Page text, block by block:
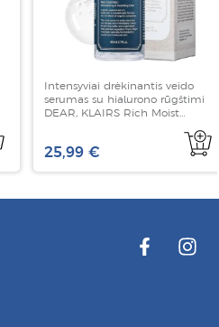
Intensyviai drėkinantis veido
serumas su hialurono rūgštimi
DEAR, KLAIRS Rich Moist
25,99 €